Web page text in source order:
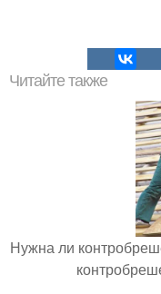
Читайте также
Нужна ли